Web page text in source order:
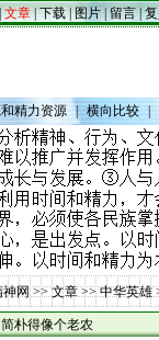
文章|下载| 图片|留言|
精力资源 | 横向比较
网>>文章>>中华英雄
朴得像个老农